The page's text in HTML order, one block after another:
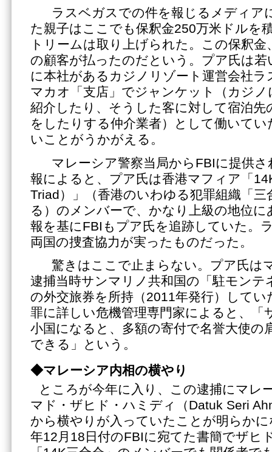
ラスベガスでの件を報じるメディア
た親子はここでも保釈金250万米ドルを
トリームは取り上げられた。この保釈
の顧客が払ったのだという。プア氏は
に本社があるカジノリゾート運営会社
マカオ「支店」でジャンケット（カジ
紹介したり、そうした客に対して宿泊先
をしたりする仲介業者）として働いて
いことがうかがえる。
マレーシア警察当局からFBIに提供さ
報によると、プア氏は香港マフィア「
Triad）」（香港のいわゆる犯罪組織「
る）のメンバーで、かなり上級の地位
報を基にFBIもプア氏を追跡していた。
両国の捜査協力が実ったものだった。
驚きはここで止まらない。プア氏は
逮捕当時サンマリノ共和国の「駐モンテ
の外交旅券を所持（2011年発行）して
罪に詳しい危機管理専門家によると、「
小国になると、多額の寄付で名誉大使の
できる」という。
◆マレーシア内相の横やり
ところが今年に入り、この逮捕にマレ
マド・ザヒド・ハミディ（Datuk Seri
から横やりが入っていたことが明らか
年12月18日付のFBIに宛てた書簡でザヒ